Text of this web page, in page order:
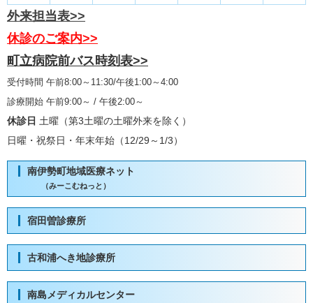
外来担当表>>
休診のご案内>>
町立病院前バス時刻表>>
受付時間 午前8:00～11:30/午後1:00～4:00
診療開始 午前9:00～ / 午後2:00～
休診日 土曜（第3土曜の土曜外来を除く）
日曜・祝祭日・年末年始（12/29～1/3）
南伊勢町地域医療ネット
（みーこむねっと）
宿田曽診療所
古和浦へき地診療所
南島メディカルセンター